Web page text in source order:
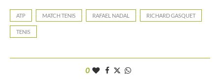
ATP MATCH TENIS RAFAEL NADAL RICHARD GASQUET
TENIS
0